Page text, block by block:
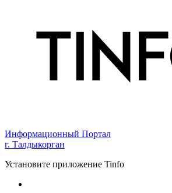
Информационный Портал
г. Талдыкорган
Установите приложение Tinfo